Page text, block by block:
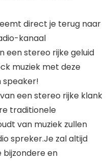
direct je terug naar
kanaal
een stereo rijke geluid
muziek met deze
speaker!
een stereo rijke klank
traditionele
van muziek zullen
spreker.Je zal altijd
en